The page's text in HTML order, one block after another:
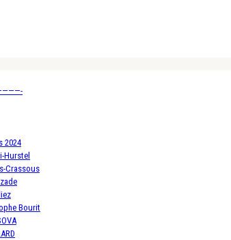
2024
Hurstel
Crassous
Bourit